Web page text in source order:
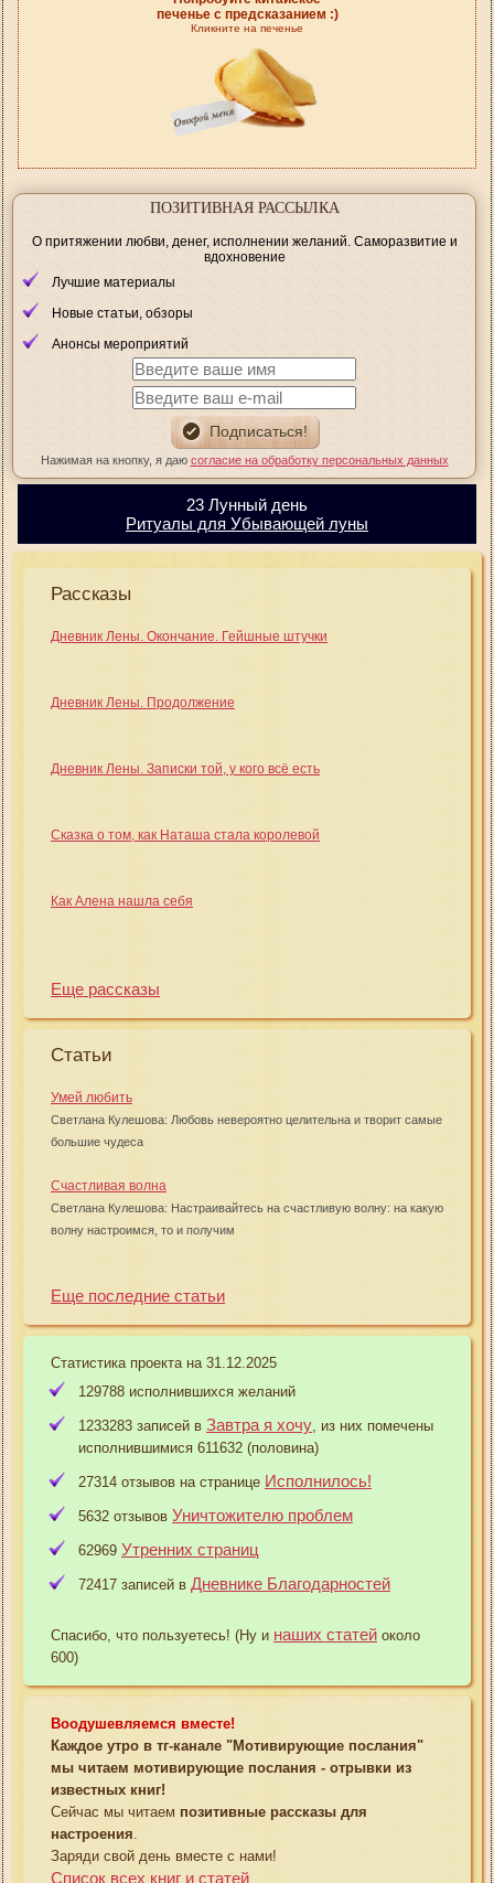
печенье с предсказанием :)
Кликните на печенье
ПОЗИТИВНАЯ РАССЫЛКА
О притяжении любви, денег, исполнении желаний. Саморазвитие и
вдохновение
Лучшие материалы
Новые статьи, обзоры
Анонсы мероприятий
Нажимая на кнопку, я даю согласие на обработку персональных данных
23 Лунный день
Ритуалы для Убывающей луны
Рассказы
Дневник Лены. Окончание. Гейшные штучки
Дневник Лены. Продолжение
Дневник Лены. Записки той, у кого всё есть
Сказка о том, как Наташа стала королевой
Как Алена нашла себя
Еще рассказы
Статьи
Умей любить
Светлана Кулешова: Любовь невероятно целительна и творит самые
большие чудеса
Счастливая волна
Светлана Кулешова: Настраивайтесь на счастливую волну: на какую
волну настроимся, то и получим
Еще последние статьи
Статистика проекта на 31.12.2025
129788 исполнившихся желаний
1233283 записей в Завтра я хочу , из них помечены
исполнившимися 611632 (половина)
27314 отзывов на странице Исполнилось!
5632 отзывов Уничтожителю проблем
62969 Утренних страниц
72417 записей в Дневнике Благодарностей
Спасибо, что пользуетесь! (Ну и наших статей около
600)
Воодушевляемся вместе!
Каждое утро в тг-канале "Мотивирующие послания"
мы читаем мотивирующие послания - отрывки из
известных книг!
Сейчас мы читаем позитивные рассказы для
настроения
Заряди свой день вместе с нами!
Список всех книг и статей